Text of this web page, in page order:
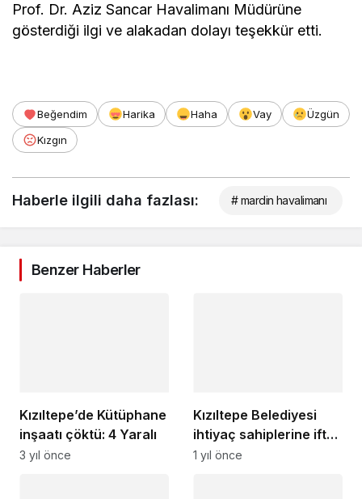
Prof. Dr. Aziz Sancar Havalimanı Müdürüne
gösterdiği ilgi ve alakadan dolayı teşekkür etti.
Beğendim Harika Haha Vay
Üzgün
Kızgın
Haberle ilgili daha fazlası: # mardin havalimanı
Benzer Haberler
Kızıltepe’de Kütüphane
inşaatı çöktü: 4 Yaralı
3 yıl önce
Kızıltepe Belediyesi
ihtiyaç sahiplerine iftar
yemeği desteği
1 yıl önce